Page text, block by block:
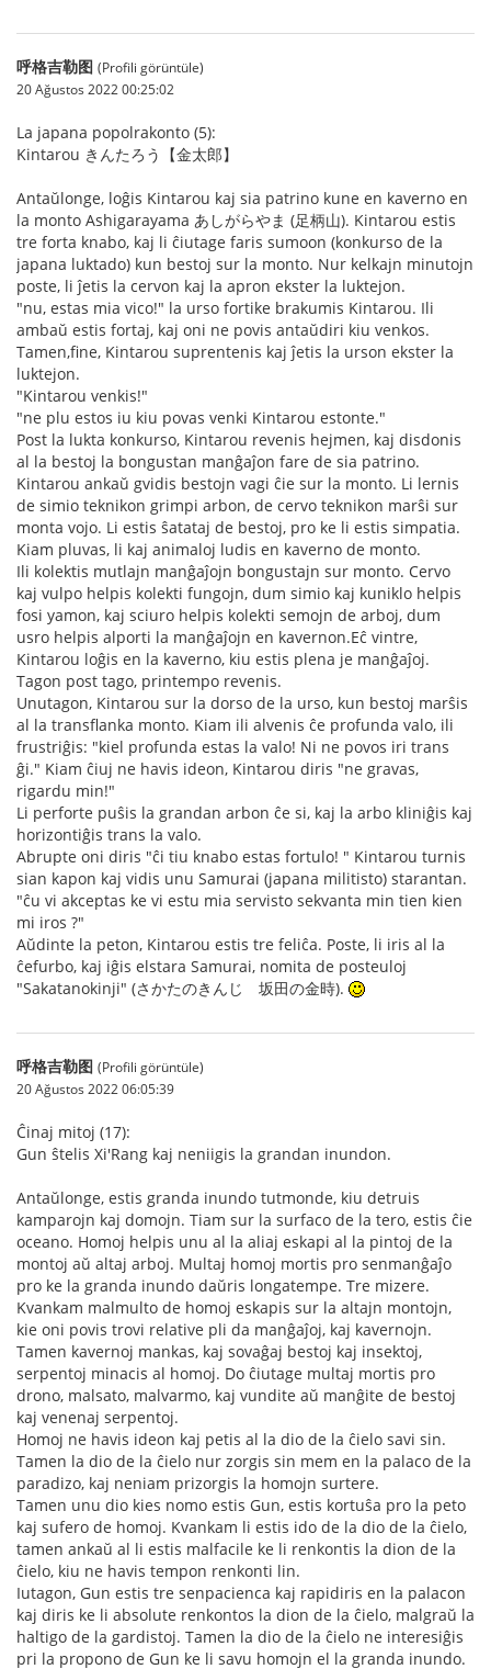
呼格吉勒图 (Profili görüntüle)
20 Ağustos 2022 00:25:02
La japana popolrakonto (5):
Kintarou きんたろう【金太郎】
Antaŭlonge, loĝis Kintarou kaj sia patrino kune en kaverno en
la monto Ashigarayama あしがらやま (足柄山). Kintarou estis
tre forta knabo, kaj li ĉiutage faris sumoon (konkurso de la
japana luktado) kun bestoj sur la monto. Nur kelkajn minutojn
poste, li ĵetis la cervon kaj la apron ekster la luktejon.
"nu, estas mia vico!" la urso fortike brakumis Kintarou. Ili
ambaŭ estis fortaj, kaj oni ne povis antaŭdiri kiu venkos.
Tamen,fine, Kintarou suprentenis kaj ĵetis la urson ekster la
luktejon.
"Kintarou venkis!"
"ne plu estos iu kiu povas venki Kintarou estonte."
Post la lukta konkurso, Kintarou revenis hejmen, kaj disdonis
al la bestoj la bongustan manĝaĵon fare de sia patrino.
Kintarou ankaŭ gvidis bestojn vagi ĉie sur la monto. Li lernis
de simio teknikon grimpi arbon, de cervo teknikon marŝi sur
monta vojo. Li estis ŝatataj de bestoj, pro ke li estis simpatia.
Kiam pluvas, li kaj animaloj ludis en kaverno de monto.
Ili kolektis mutlajn manĝaĵojn bongustajn sur monto. Cervo
kaj vulpo helpis kolekti fungojn, dum simio kaj kuniklo helpis
fosi yamon, kaj sciuro helpis kolekti semojn de arboj, dum
usro helpis alporti la manĝaĵojn en kavernon.Eĉ vintre,
Kintarou loĝis en la kaverno, kiu estis plena je manĝaĵoj.
Tagon post tago, printempo revenis.
Unutagon, Kintarou sur la dorso de la urso, kun bestoj marŝis
al la transflanka monto. Kiam ili alvenis ĉe profunda valo, ili
frustriĝis: "kiel profunda estas la valo! Ni ne povos iri trans
ĝi." Kiam ĉiuj ne havis ideon, Kintarou diris "ne gravas,
rigardu min!"
Li perforte puŝis la grandan arbon ĉe si, kaj la arbo kliniĝis kaj
horizontiĝis trans la valo.
Abrupte oni diris "ĉi tiu knabo estas fortulo! " Kintarou turnis
sian kapon kaj vidis unu Samurai (japana militisto) starantan.
"ĉu vi akceptas ke vi estu mia servisto sekvanta min tien kien
mi iros ?"
Aŭdinte la peton, Kintarou estis tre feliĉa. Poste, li iris al la
ĉefurbo, kaj iĝis elstara Samurai, nomita de posteuloj
"Sakatanokinji" (さかたのきんじ 坂田の金時).
呼格吉勒图 (Profili görüntüle)
20 Ağustos 2022 06:05:39
Ĉinaj mitoj (17):
Gun ŝtelis Xi'Rang kaj neniigis la grandan inundon.
Antaŭlonge, estis granda inundo tutmonde, kiu detruis
kamparojn kaj domojn. Tiam sur la surfaco de la tero, estis ĉie
oceano. Homoj helpis unu al la aliaj eskapi al la pintoj de la
montoj aŭ altaj arboj. Multaj homoj mortis pro senmanĝaĵo
pro ke la granda inundo daŭris longatempe. Tre mizere.
Kvankam malmulto de homoj eskapis sur la altajn montojn,
kie oni povis trovi relative pli da manĝaĵoj, kaj kavernojn.
Tamen kavernoj mankas, kaj sovaĝaj bestoj kaj insektoj,
serpentoj minacis al homoj. Do ĉiutage multaj mortis pro
drono, malsato, malvarmo, kaj vundite aŭ manĝite de bestoj
kaj venenaj serpentoj.
Homoj ne havis ideon kaj petis al la dio de la ĉielo savi sin.
Tamen la dio de la ĉielo nur zorgis sin mem en la palaco de la
paradizo, kaj neniam prizorgis la homojn surtere.
Tamen unu dio kies nomo estis Gun, estis kortuŝa pro la peto
kaj sufero de homoj. Kvankam li estis ido de la dio de la ĉielo,
tamen ankaŭ al li estis malfacile ke li renkontis la dion de la
ĉielo, kiu ne havis tempon renkonti lin.
Iutagon, Gun estis tre senpacienca kaj rapidiris en la palacon
kaj diris ke li absolute renkontos la dion de la ĉielo, malgraŭ la
haltigo de la gardistoj. Tamen la dio de la ĉielo ne interesiĝis
pri la propono de Gun ke li savu homojn el la granda inundo.